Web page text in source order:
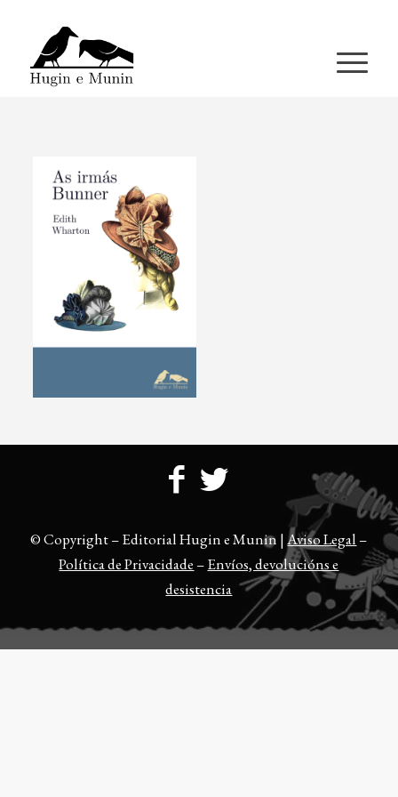
© Copyright – Editorial Hugin e Munin |Aviso Legal –
Política de Privacidade –Envíos, devolucións e
desistencia